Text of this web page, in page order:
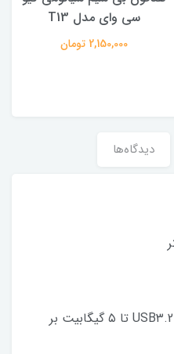
سی وای مدل T13
2,150,000 تومان
دیدگاه‌ها
سرعت انتقال داده‌ها: با رابط USB۳.2 تا ۵ گیگابیت بر